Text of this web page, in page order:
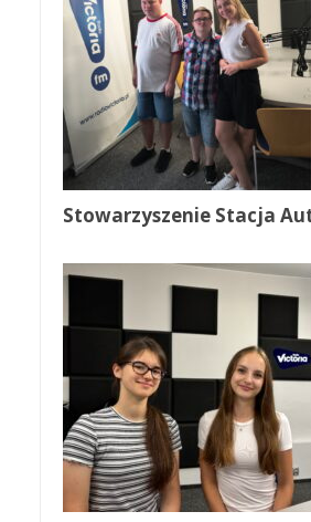
Stowarzyszenie Stacja